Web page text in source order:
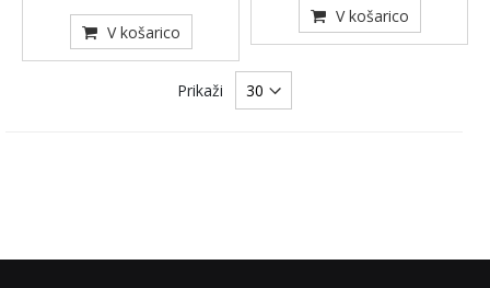
V košarico
V košarico
Prikaži